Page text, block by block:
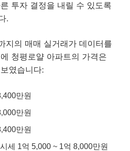
투자 결정을 내릴 수 있도록
.
지의 매매 실거래가 데이터를
청평로얄 아파트의 가격은
였습니다:
만원
만원
만원
세 1억 5,000 ~ 1억 8,000만원